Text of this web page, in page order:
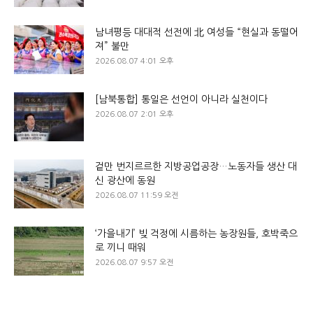
남녀평등 대대적 선전에 北 여성들 “현실과 동떨어
져” 불만
2026.08.07 4:01 오후
[남북통합] 통일은 선언이 아니라 실천이다
2026.08.07 2:01 오후
겉만 번지르르한 지방공업공장…노동자들 생산 대
신 광산에 동원
2026.08.07 11:59 오전
‘가을내기’ 빚 걱정에 시름하는 농장원들, 호박죽으
로 끼니 때워
2026.08.07 9:57 오전